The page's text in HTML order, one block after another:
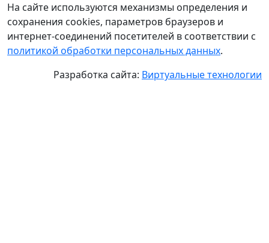
На сайте используются механизмы определения и
сохранения cookies, параметров браузеров и
интернет-соединений посетителей в соответствии с
политикой обработки персональных данных.
Разработка сайта: Виртуальные технологии